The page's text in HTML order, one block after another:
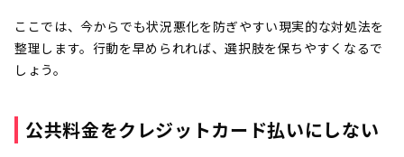
ここでは、今からでも状況悪化を防ぎやすい現実的な対処法を
整理します。行動を早められれば、選択肢を保ちやすくなるで
しょう。
公共料金をクレジットカード払いにしない